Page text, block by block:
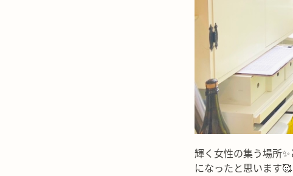
輝く女性の集う場所
になったと思います🥰